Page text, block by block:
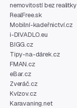
nemovitostí bez realitky
RealFree.sk
Mobilní-kadeřnictví.cz
i-DIVADLO.eu
BIGG.cz
Tipy-na-dárek.cz
FMAN.cz
eBar.cz
Zveráč.cz
Kvízov.cz
Karavaning.net